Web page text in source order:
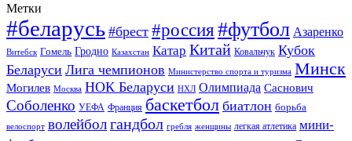
Метки
#беларусь #брест #россия#футбол Азаренко
Витебск Гомель Гродно Казахстан Катар Китай Ковальчук Кубок
Беларуси Лига чемпионов Министерство спорта и туризма Минск
Могилев Москва НОК Беларуси НХЛ Олимпиада Саснович
Соболенко УЕФА Франция баскетбол биатлон борьба
велоспорт волейболгандбол гребля женщины легкая атлетика мини-